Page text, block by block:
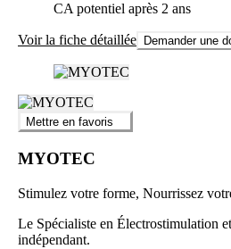
CA potentiel après 2 ans
Voir la fiche détaillée Demander une
Mettre en favoris
MYOTEC
Stimulez votre forme, Nourrissez
Le Spécialiste en Électrostimulation
indépendant.